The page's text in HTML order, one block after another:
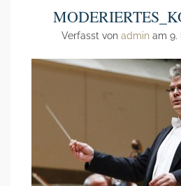
Verfasst von adminam 9.